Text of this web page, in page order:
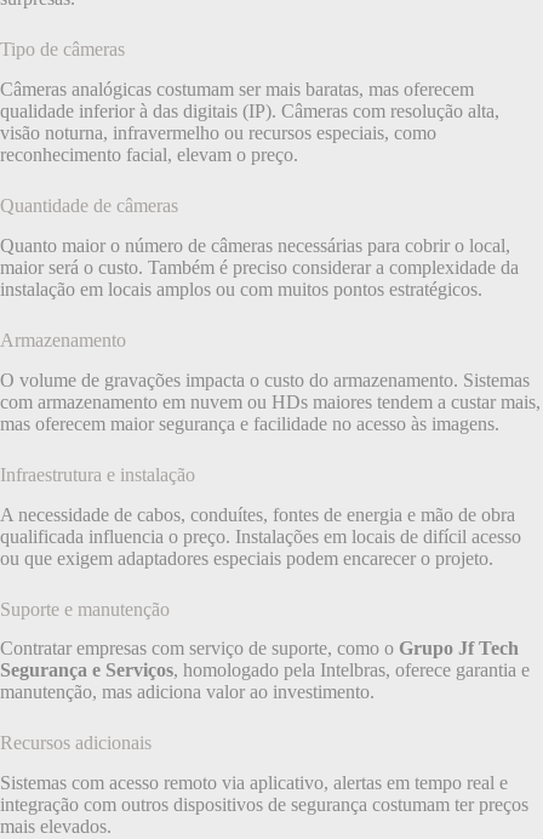
Tipo de câmeras
Câmeras analógicas costumam ser mais baratas, mas oferecem
qualidade inferior à das digitais (IP). Câmeras com resolução alta,
visão noturna, infravermelho ou recursos especiais, como
reconhecimento facial, elevam o preço.
Quantidade de câmeras
Quanto maior o número de câmeras necessárias para cobrir o local,
maior será o custo. Também é preciso considerar a complexidade da
instalação em locais amplos ou com muitos pontos estratégicos.
Armazenamento
O volume de gravações impacta o custo do armazenamento. Sistemas
com armazenamento em nuvem ou HDs maiores tendem a custar mais,
mas oferecem maior segurança e facilidade no acesso às imagens.
Infraestrutura e instalação
A necessidade de cabos, conduítes, fontes de energia e mão de obra
qualificada influencia o preço. Instalações em locais de difícil acesso
ou que exigem adaptadores especiais podem encarecer o projeto.
Suporte e manutenção
Contratar empresas com serviço de suporte, como o Grupo Jf Tech
Segurança e Serviços, homologado pela Intelbras, oferece garantia e
manutenção, mas adiciona valor ao investimento.
Recursos adicionais
Sistemas com acesso remoto via aplicativo, alertas em tempo real e
integração com outros dispositivos de segurança costumam ter preços
mais elevados.